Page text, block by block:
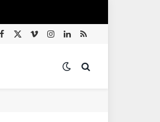
Facebook
X
VimeoInstagram
LinkedIn
RSS